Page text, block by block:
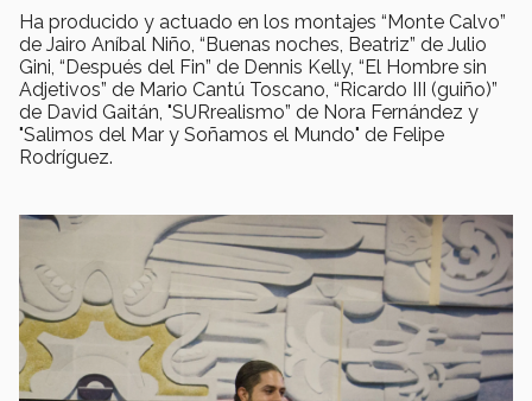
Ha producido y actuado en los montajes “Monte Calvo”
de Jairo Aníbal Niño, “Buenas noches, Beatriz” de Julio
Gini, “Después del Fin” de Dennis Kelly, “El Hombre sin
Adjetivos” de Mario Cantú Toscano, “Ricardo III (guiño)”
de David Gaitán, "SURrealismo” de Nora Fernández y
"Salimos del Mar y Soñamos el Mundo" de Felipe
Rodríguez.